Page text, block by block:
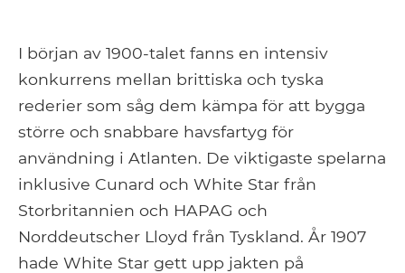
I början av 1900-talet fanns en intensiv
konkurrens mellan brittiska och tyska
rederier som såg dem kämpa för att bygga
större och snabbare havsfartyg för
användning i Atlanten. De viktigaste spelarna
inklusive Cunard och White Star från
Storbritannien och HAPAG och
Norddeutscher Lloyd från Tyskland. År 1907
hade White Star gett upp jakten på